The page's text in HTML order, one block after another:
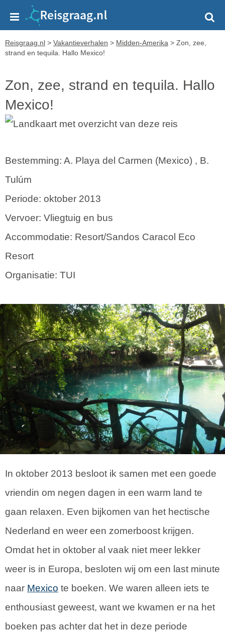
Reisgraag.nl > Vakantieverhalen > Midden-Amerika > Zon, zee,
strand en tequila. Hallo Mexico!
Zon, zee, strand en tequila. Hallo
Mexico!
Bestemming: A. Playa del Carmen (Mexico) , B.
Tulúm
Periode: oktober 2013
Vervoer: Vliegtuig en bus
Accommodatie: Resort/Sandos Caracol Eco
Resort
Organisatie: TUI
In oktober 2013 besloot ik samen met een goede
vriendin om negen dagen in een warm land te
gaan relaxen. Even bijkomen van het hectische
Nederland en weer een zomerboost krijgen.
Omdat het in oktober al vaak niet meer lekker
weer is in Europa, besloten wij om een last minute
naar Mexico te boeken. We waren alleen iets te
enthousiast geweest, want we kwamen er na het
boeken pas achter dat het in deze periode